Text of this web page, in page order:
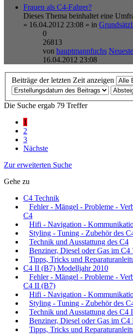
Frauen als C4-Fahrer?
Dieses Thema beinhaltet eine
» 16.04.2012 23:08 » in
0
26813
von hauptmannfuchs
16.04.2012 23:08
Beiträge der letzten Zeit anzeigen
Die Suche ergab 79 Treffer
1
2
3
Nächste
Zur erweiterten Suche
Gehe zu
C4 Technik
Fehler - Mängel - Probleme -
C4
Hifi - Navigation -
Styling - Tuning - Zubehör des
Technik und Ausstattung des C4
Benziner, Diesel oder Gas im C4
Tipps, Tricks und
C4 II (B7) Modelljahr 2010
Fehler - Mängel - Probleme -
C4 II (B7)
Hifi - Navigation -
Styling - Tuning - Zubehör des
Technik und Ausstattung des C4
Benziner, Diesel oder Gas im
Tipps, Tricks und